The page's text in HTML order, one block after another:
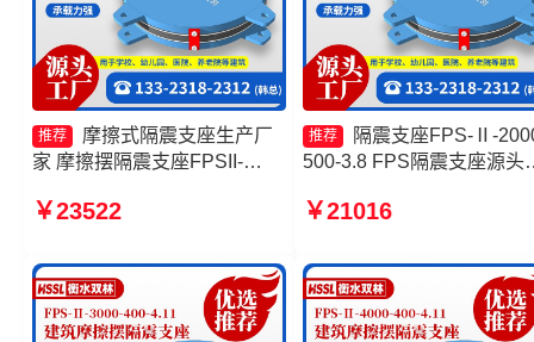
推荐
摩擦式隔震支座生产厂
家 摩擦摆隔震支座FPSII-
擦摆支座生产厂家 FPS隔震支
￥23522
推荐
隔震支座FPS-Ⅱ-
500-3.8 FPS隔震支座源头
3000-400-4.11源头工厂 摩
￥21016